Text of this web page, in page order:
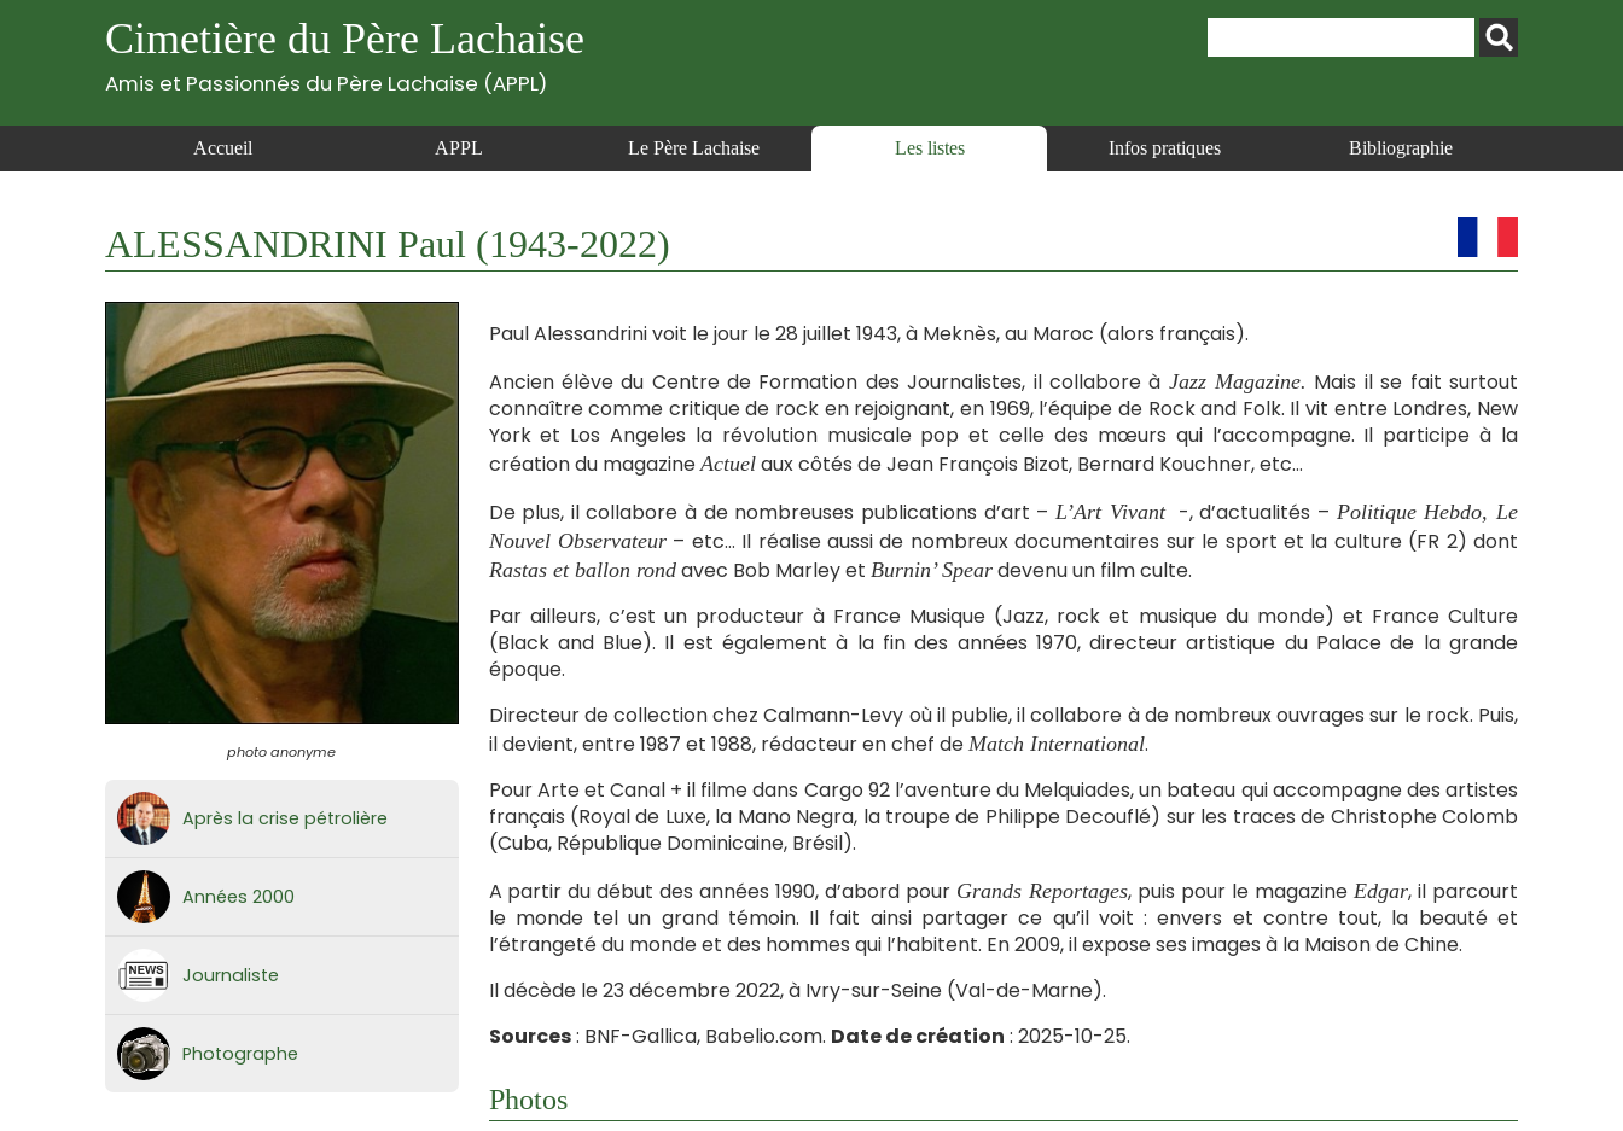
Cimetière du Père Lachaise
Amis et Passionnés du Père Lachaise (APPL)
Accueil APPL Le Père Lachaise Les listes Infos pratiques Bibliographie
ALESSANDRINI Paul (1943-2022)
photo anonyme
Après la crise pétrolière
Années 2000
Journaliste
Photographe
Paul Alessandrini voit le jour le 28 juillet 1943, à Meknès, au Maroc (alors français).
Ancien élève du Centre de Formation des Journalistes, il collabore à Jazz Magazine. Mais il se fait surtout
connaître comme critique de rock en rejoignant, en 1969, l’équipe de Rock and Folk. Il vit entre Londres, New
York et Los Angeles la révolution musicale pop et celle des mœurs qui l’accompagne. Il participe à la
création du magazineActuelaux côtés de Jean François Bizot, Bernard Kouchner, etc…
De plus, il collabore à de nombreuses publications d’art – L’Art Vivant-, d’actualités – Politique Hebdo, Le
Nouvel Observateur– etc… Il réalise aussi de nombreux documentaires sur le sport et la culture (FR 2) dont
Rastas et ballon rondavec Bob Marley et Burnin’ Speardevenu un film culte.
Par ailleurs, c’est un producteur à France Musique (Jazz, rock et musique du monde) et France Culture
(Black and Blue). Il est également à la fin des années 1970, directeur artistique du Palace de la grande
époque.
Directeur de collection chez Calmann-Levy où il publie, il collabore à de nombreux ouvrages sur le rock. Puis,
il devient, entre 1987 et 1988, rédacteur en chef de Match International.
Pour Arte et Canal + il filme dans Cargo 92 l’aventure du Melquiades, un bateau qui accompagne des artistes
français (Royal de Luxe, la Mano Negra, la troupe de Philippe Decouflé) sur les traces de Christophe Colomb
(Cuba, République Dominicaine, Brésil).
A partir du début des années 1990, d’abord pour Grands Reportages, puis pour le magazineEdgar, il parcourt
le monde tel un grand témoin. Il fait ainsi partager ce qu’il voit : envers et contre tout, la beauté et
l’étrangeté du monde et des hommes qui l’habitent. En 2009, il expose ses images à la Maison de Chine.
Il décède le 23 décembre 2022, à Ivry-sur-Seine (Val-de-Marne).
Sources: BNF-Gallica, Babelio.com. Date de création : 2025-10-25.
Photos